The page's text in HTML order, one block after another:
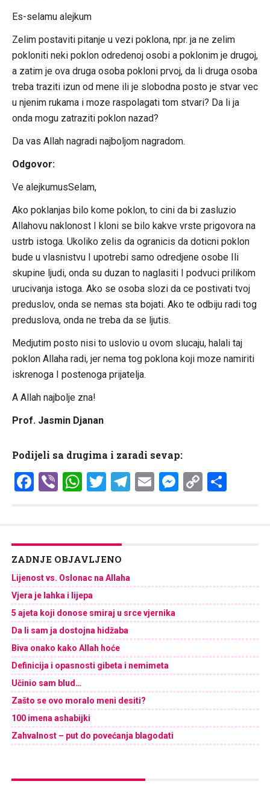
Es-selamu alejkum
Zelim postaviti pitanje u vezi poklona, npr. ja ne zelim
pokloniti neki poklon odredenoj osobi a poklonim je drugoj,
a zatim je ova druga osoba pokloni prvoj, da li druga osoba
treba traziti izun od mene ili je slobodna posto je stvar vec
u njenim rukama i moze raspolagati tom stvari? Da li ja
onda mogu zatraziti poklon nazad?
Da vas Allah nagradi najboljom nagradom.
Odgovor:
Ve alejkumusSelam,
Ako poklanjas bilo kome poklon, to cini da bi zasluzio
Allahovu naklonost I kloni se bilo kakve vrste prigovora na
ustrb istoga. Ukoliko zelis da ogranicis da doticni poklon
bude u vlasnistvu I upotrebi samo odredjene osobe Ili
skupine ljudi, onda su duzan to naglasiti I podvuci prilikom
urucivanja istoga. Ako se osoba slozi da ce postivati tvoj
preduslov, onda se nemas sta bojati. Ako te odbiju radi tog
preduslova, onda ne treba da se ljutis.
Medjutim posto nisi to uslovio u ovom slucaju, halali taj
poklon Allaha radi, jer nema tog poklona koji moze namiriti
iskrenoga I postenoga prijatelja.
A Allah najbolje zna!
Prof. Jasmin Djanan
Podijeli sa drugima i zaradi sevap:
Facebook
ViberWhatsApp
Twitter
Telegram
EmailCopy
ZADNJE OBJAVLJENO
Lijenost vs. Oslonac na Allaha
Vjera je lahka i lijepa
5 ajeta koji donose smiraj u srce vjernika
Da li sam ja dostojna hidžaba
Biva onako kako Allah hoće
Definicija i opasnosti gibeta i nemimeta
Učinio sam blud…
Zašto se ovo moralo meni desiti?
100 imena ashabijki
Zahvalnost – put do povećanja blagodati